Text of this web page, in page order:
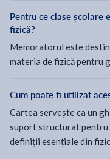
Pentru ce clase școlare
fizică?
Memoratorul este
materia de fizică pentru
Cum poate fi utilizat
Cartea servește ca un
suport structurat pentru
definiții esențiale din